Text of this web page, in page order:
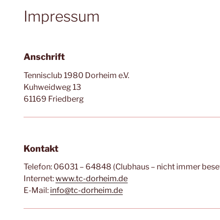
Impressum
Anschrift
Tennisclub 1980 Dorheim e.V.
Kuhweidweg 13
61169 Friedberg
Kontakt
Telefon: 06031 – 64848 (Clubhaus – nicht immer
Internet:www.tc-dorheim.de
E-Mail: info@tc-dorheim.de